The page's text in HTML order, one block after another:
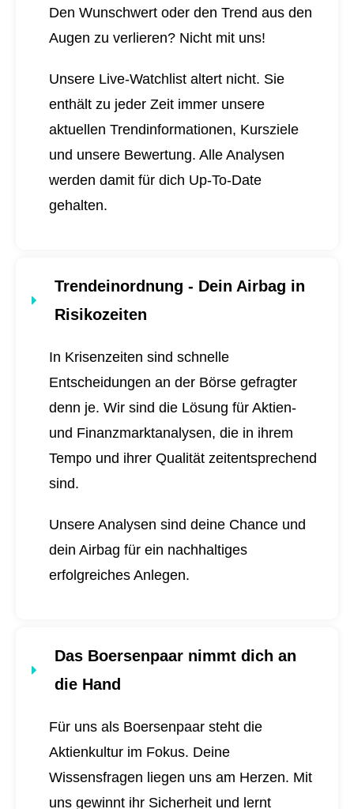
Den Wunschwert oder den Trend aus den
Augen zu verlieren? Nicht mit uns!
Unsere Live-Watchlist altert nicht. Sie
enthält zu jeder Zeit immer unsere
aktuellen Trendinformationen, Kursziele
und unsere Bewertung. Alle Analysen
werden damit für dich Up-To-Date
gehalten.
Trendeinordnung - Dein Airbag in
Risikozeiten
In Krisenzeiten sind schnelle
Entscheidungen an der Börse gefragter
denn je. Wir sind die Lösung für Aktien-
und Finanzmarktanalysen, die in ihrem
Tempo und ihrer Qualität zeitentsprechend
sind.
Unsere Analysen sind deine Chance und
dein Airbag für ein nachhaltiges
erfolgreiches Anlegen.
Das Boersenpaar nimmt dich an
die Hand
Für uns als Boersenpaar steht die
Aktienkultur im Fokus. Deine
Wissensfragen liegen uns am Herzen. Mit
uns gewinnt ihr Sicherheit und lernt